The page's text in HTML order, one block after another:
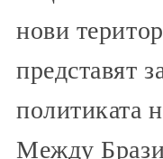
нови
представят
политиката
Между